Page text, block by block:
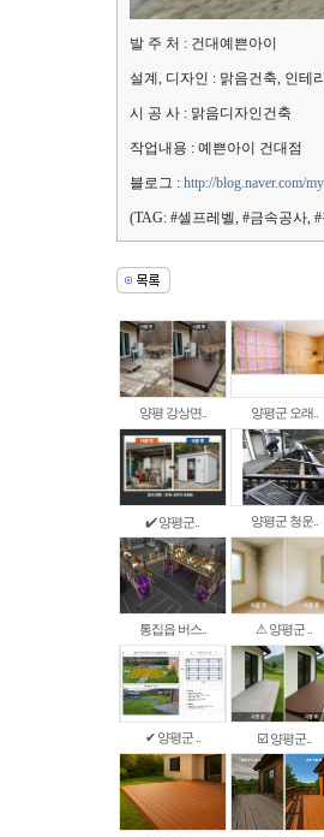
발 주 처 : 건대예쁜아이
설계, 디자인 : 맑음건축, 인테
시 공 사 : 맑음디자인건축
작업내용 : 예쁜아이 건대점
블로그 : http://blog.naver.com/
(TAG: #셀프레벨, #금속공사,
양평 강상면.. 양평군 오래..
✔️ 양평군.. 양평군 청운..
통집읍 버스.. ⚠ 양평군 ..
✔ 양평군 .. ☑️ 양평군..